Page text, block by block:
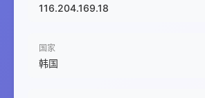
116.204.169.18
国家
韩国